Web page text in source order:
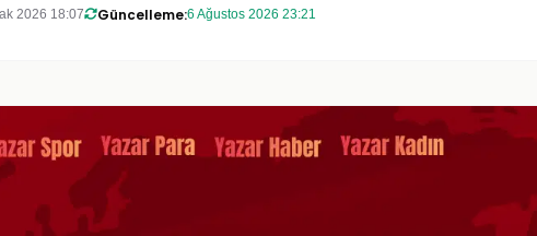
2026 18:07 Güncelleme:6 Ağustos 2026 23:21